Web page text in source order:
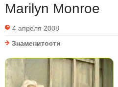
Marilyn Monroe
4 апреля 2008
Знаменитости